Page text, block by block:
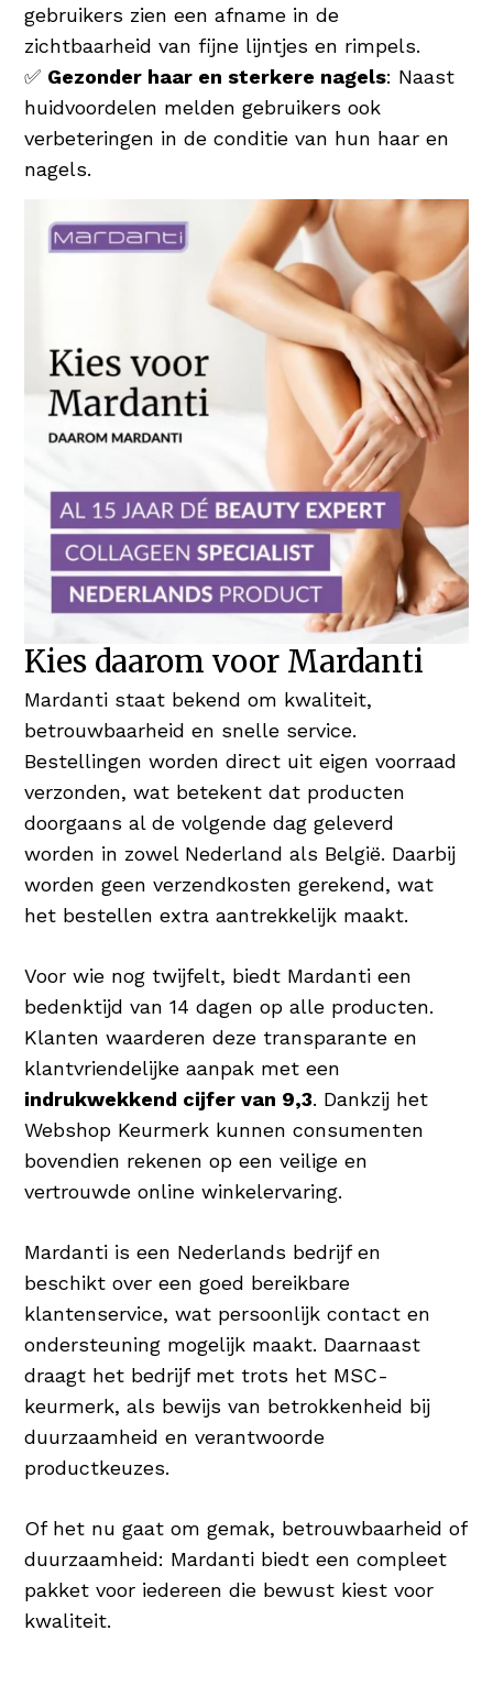
gebruikers zien een afname in de
zichtbaarheid van fijne lijntjes en rimpels.
✅ Gezonder haar en sterkere nagels: Naast
huidvoordelen melden gebruikers ook
verbeteringen in de conditie van hun haar en
nagels.
Kies daarom voor Mardanti
Mardanti staat bekend om kwaliteit,
betrouwbaarheid en snelle service.
Bestellingen worden direct uit eigen voorraad
verzonden, wat betekent dat producten
doorgaans al de volgende dag geleverd
worden in zowel Nederland als België. Daarbij
worden geen verzendkosten gerekend, wat
het bestellen extra aantrekkelijk maakt.
Voor wie nog twijfelt, biedt Mardanti een
bedenktijd van 14 dagen op alle producten.
Klanten waarderen deze transparante en
klantvriendelijke aanpak met een
indrukwekkend cijfer van 9,3. Dankzij het
Webshop Keurmerk kunnen consumenten
bovendien rekenen op een veilige en
vertrouwde online winkelervaring.
Mardanti is een Nederlands bedrijf en
beschikt over een goed bereikbare
klantenservice, wat persoonlijk contact en
ondersteuning mogelijk maakt. Daarnaast
draagt het bedrijf met trots het MSC-
keurmerk, als bewijs van betrokkenheid bij
duurzaamheid en verantwoorde
productkeuzes.
Of het nu gaat om gemak, betrouwbaarheid of
duurzaamheid: Mardanti biedt een compleet
pakket voor iedereen die bewust kiest voor
kwaliteit.